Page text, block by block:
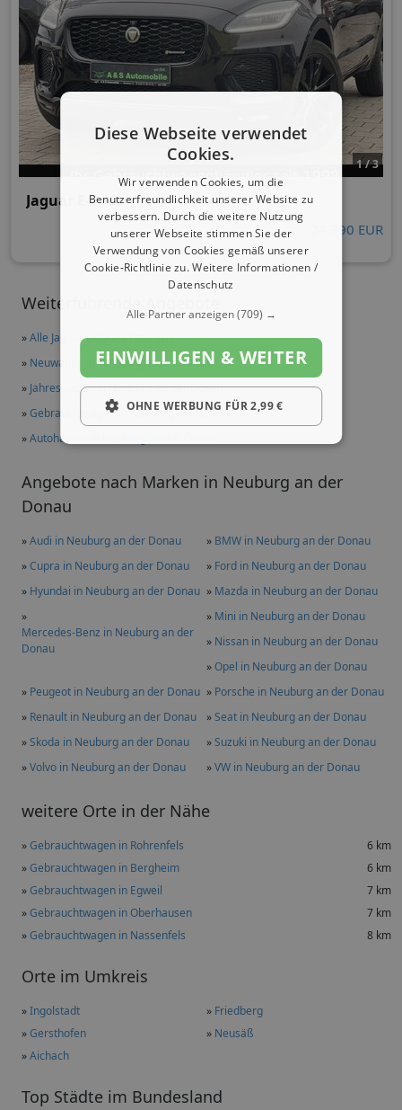
Weiterführende Angebote
»Alle Jaguar Gebrauchtwagen
» Neuwagen in Neuburg an der Donau
» Jahreswagen in Neuburg an der Donau
»Gebrauchtwagen in Neuburg an der Donau
»Autohäuser in Neuburg an der Donau
Angebote nach Marken in Neuburg an der
Donau
»Audi in Neuburg an der Donau » BMW in Neuburg an der Donau
»Cupra in Neuburg an der Donau » Ford in Neuburg an der Donau
» Hyundai in Neuburg an der Donau » Mazda in Neuburg an der Donau
»
Mercedes-Benz in Neuburg an der
Donau
» Mini in Neuburg an der Donau
» Nissan in Neuburg an der Donau
»Opel in Neuburg an der Donau
» Peugeot in Neuburg an der Donau » Porsche in Neuburg an der Donau
» Renault in Neuburg an der Donau »Seat in Neuburg an der Donau
»Skoda in Neuburg an der Donau »Suzuki in Neuburg an der Donau
»Volvo in Neuburg an der Donau »VW in Neuburg an der Donau
weitere Orte in der Nähe
»Gebrauchtwagen in Rohrenfels
6 km
»Gebrauchtwagen in Bergheim
6 km
»Gebrauchtwagen in Egweil
7 km
»Gebrauchtwagen in Oberhausen
7 km
»Gebrauchtwagen in Nassenfels 8 km
Orte im Umkreis
»Ingolstadt » Friedberg
»Gersthofen » Neusäß
»Aichach
Top Städte im Bundesland
1 / 3
Jaguar E-Pace
24.990 EUR
Diese Webseite verwendet
Cookies.
Wir verwenden Cookies, um die
Benutzerfreundlichkeit unserer Website zu
verbessern. Durch die weitere Nutzung
unserer Webseite stimmen Sie der
Verwendung von Cookies gemäß unserer
Cookie-Richtlinie zu.Weitere Informationen /
Datenschutz
Alle Partner anzeigen(709) →
EINWILLIGEN & WEITER
OHNE WERBUNG FÜR 2,99 €